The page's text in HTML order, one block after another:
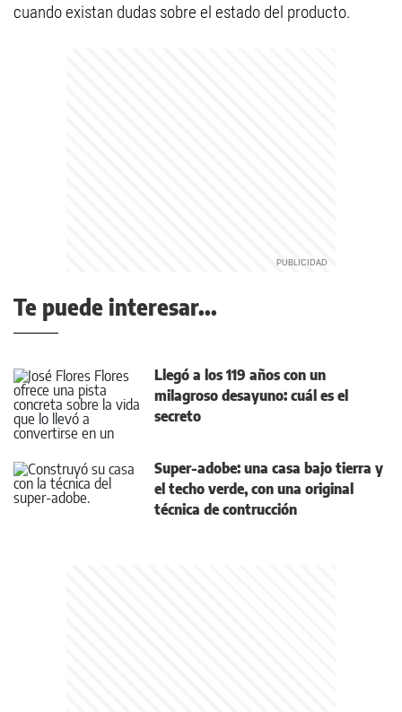
cuando existan dudas sobre el estado del producto.
Te puede interesar...
Llegó a los 119 años con un
milagroso desayuno: cuál es el
secreto
Super-adobe: una casa bajo tierra y
el techo verde, con una original
técnica de contrucción